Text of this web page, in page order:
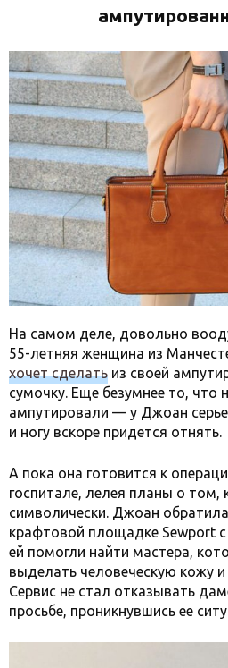
На самом деле, довольно
55-летняя женщина из
хочет сделать из своей
сумочку. Еще безумнее то, что
ампутировали — у Джоан
и ногу вскоре придется отнять.
А пока она готовится к
госпитале, лелея планы о том,
символически. Джоан
крафтовой площадке Sewport
ей помогли найти мастера,
выделать человеческую кожу и
Сервис не стал отказывать
просьбе, проникнувшись ее